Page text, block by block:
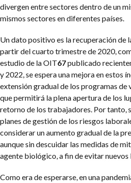
divergen entre sectores dentro de un
mismos sectores en diferentes países.
Un dato positivo es la recuperación de
partir del cuarto trimestre de 2020,
estudio de la OIT67publicado
y 2022, se espera una mejora en estos
extensión gradual de los programas de
que permitirá la plena apertura de los
retorno de los trabajadores. Por tanto,
planes de gestión de los riesgos
considerar un aumento gradual de la
aunque sin descuidar las medidas de
agente biológico, a fin de evitar nuevos
Como era de esperarse, en una